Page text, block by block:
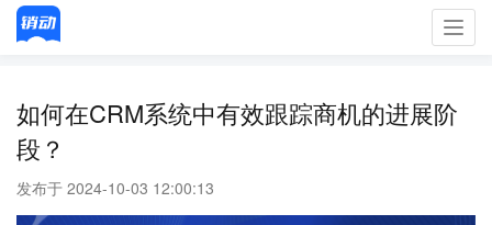
如何在CRM系统中有效跟踪商机的进展阶
段？
发布于 2024-10-03 12:00:13